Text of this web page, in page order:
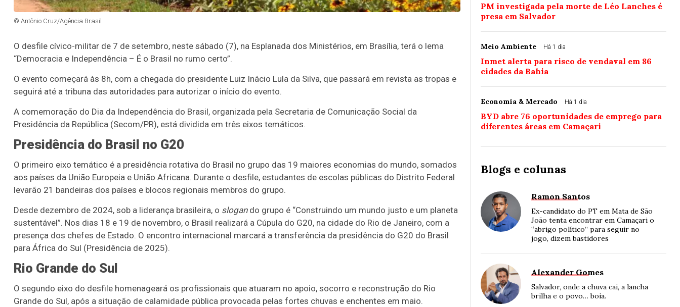
© Antônio Cruz/Agência Brasil
O desfile cívico-militar de 7 de setembro, neste sábado (7), na Esplanada dos Ministérios, em Brasília, terá o lema
“Democracia e Independência – É o Brasil no rumo certo”.
O evento começará às 8h, com a chegada do presidente Luiz Inácio Lula da Silva, que passará em revista as tropas e
seguirá até a tribuna das autoridades para autorizar o início do evento.
A comemoração do Dia da Independência do Brasil, organizada pela Secretaria de Comunicação Social da
Presidência da República (Secom/PR), está dividida em três eixos temáticos.
Presidência do Brasil no G20
O primeiro eixo temático é a presidência rotativa do Brasil no grupo das 19 maiores economias do mundo, somados
aos países da União Europeia e União Africana. Durante o desfile, estudantes de escolas públicas do Distrito Federal
levarão 21 bandeiras dos países e blocos regionais membros do grupo.
Desde dezembro de 2024, sob a liderança brasileira, o slogando grupo é “Construindo um mundo justo e um planeta
sustentável”. Nos dias 18 e 19 de novembro, o Brasil realizará a Cúpula do G20, na cidade do Rio de Janeiro, com a
presença dos chefes de Estado. O encontro internacional marcará a transferência da presidência do G20 do Brasil
para África do Sul (Presidência de 2025).
Rio Grande do Sul
O segundo eixo do desfile homenageará os profissionais que atuaram no apoio, socorro e reconstrução do Rio
Grande do Sul, após a situação de calamidade pública provocada pelas fortes chuvas e enchentes em maio.
PM investigada pela morte de Léo Lanches é
presa em Salvador
Meio Ambiente Há 1 dia
Inmet alerta para risco de vendaval em 86
cidades da Bahia
Economia & Mercado Há 1 dia
BYD abre 76 oportunidades de emprego para
diferentes áreas em Camaçari
Blogs e colunas
Ramon Santos
Ex-candidato do PT em Mata de São
João tenta encontrar em Camaçari o
“abrigo político” para seguir no
jogo, dizem bastidores
Alexander Gomes
Salvador, onde a chuva cai, a lancha
brilha e o povo… boia.